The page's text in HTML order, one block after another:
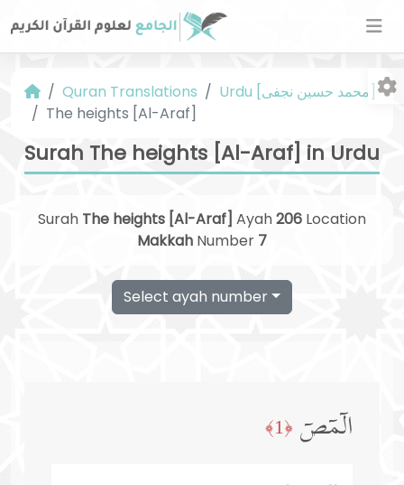
Quran Translations
The heights [Al-Araf]
Surah The heights [Al-Araf] in Urdu
Surah The heights [Al-Araf] Ayah206 Location
Makkah Number 7
Select ayah number
الۤمۤصۤ ﴿1﴾